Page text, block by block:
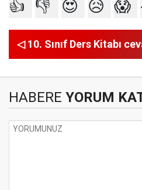
👍 👎 😍 😥 😱
◁ 10. Sınıf Ders Kitabı
HABERE YORUM